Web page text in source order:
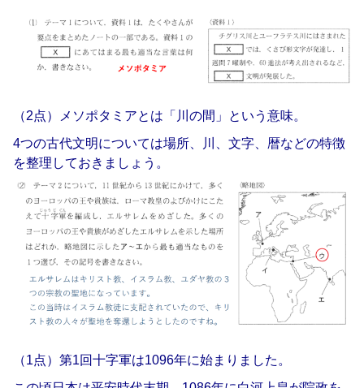
（2点）メソポタミアとは「川の間」という意味。
4つの古代文明については場所、川、文字、暦などの特徴
を整理しておきましょう。
（1点）第1回十字軍は1096年に始まりました。